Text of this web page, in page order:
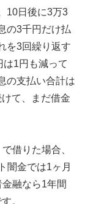
10日後に3万3
の3千円だけ払
を3回繰り返す
は1円も減って
の支払い合計は
て、まだ借金
借りた場合、
闇金では1ヶ月
融なら1年間
。